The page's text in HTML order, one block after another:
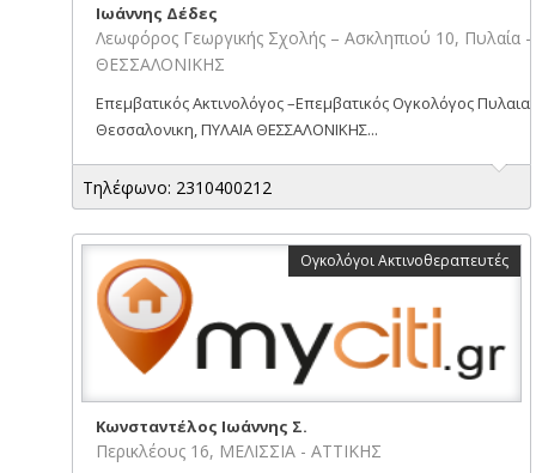
Ιωάννης Δέδες
Λεωφόρος Γεωργικής Σχολής – Ασκληπιού 10, Πυλαία -
ΘΕΣΣΑΛΟΝΙΚΗΣ
Επεμβατικός Ακτινολόγος –Επεμβατικός Ογκολόγος Πυλαια
Θεσσαλονικη, ΠΥΛΑΙΑ ΘΕΣΣΑΛΟΝΙΚΗΣ...
Τηλέφωνο: 2310400212
Ογκολόγοι Ακτινοθεραπευτές
Κωνσταντέλος Ιωάννης Σ.
Περικλέους 16, ΜΕΛΙΣΣΙΑ - ΑΤΤΙΚΗΣ